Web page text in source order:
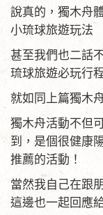
說真的，獨木舟
小琉球旅遊玩法
甚至我們也二話
琉球旅遊必玩行
就如同上篇獨木
獨木舟活動不但
到，是個很健康
推薦的活動！
當然我自己在跟
這邊也一起回應